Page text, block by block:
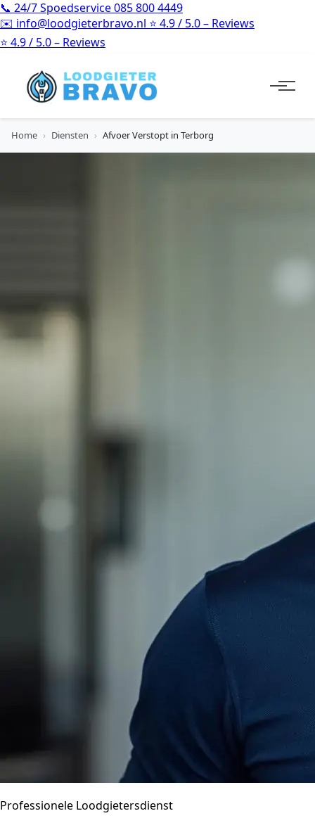
📞 24/7 Spoedservice085 800 4449
✉️ info@loodgieterbravo.nl ⭐ 4.9 / 5.0 – Reviews
⭐ 4.9 / 5.0 – Reviews
Home › Diensten › Afvoer Verstopt in Terborg
Professionele Loodgietersdienst